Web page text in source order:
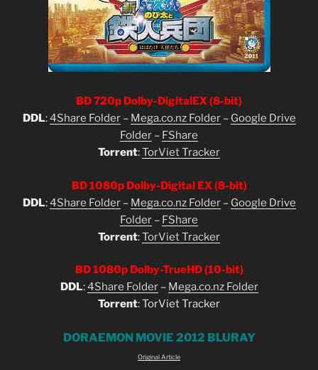
BD 720p Dolby-DigitalEX (8-bit)
DDL:4Share Folder– Mega.co.nz Folder– Google Drive
Folder – FShare
Torrent:TorViet Tracker
BD 1080p Dolby-Digital EX (8-bit)
DDL:4Share Folder– Mega.co.nz Folder– Google Drive
Folder – FShare
Torrent:TorViet Tracker
BD 1080p Dolby-TrueHD (10-bit)
DDL:4Share Folder– Mega.co.nz Folder
Torrent: TorViet Tracker
DORAEMON MOVIE 2012 BLURAY
Original Article